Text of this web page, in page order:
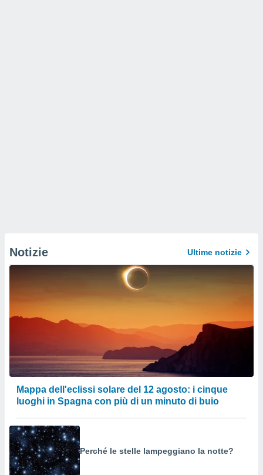
Notizie Ultime notizie
Mappa dell'eclissi solare del 12 agosto: i cinque
luoghi in Spagna con più di un minuto di buio
Perché le stelle lampeggiano la notte?